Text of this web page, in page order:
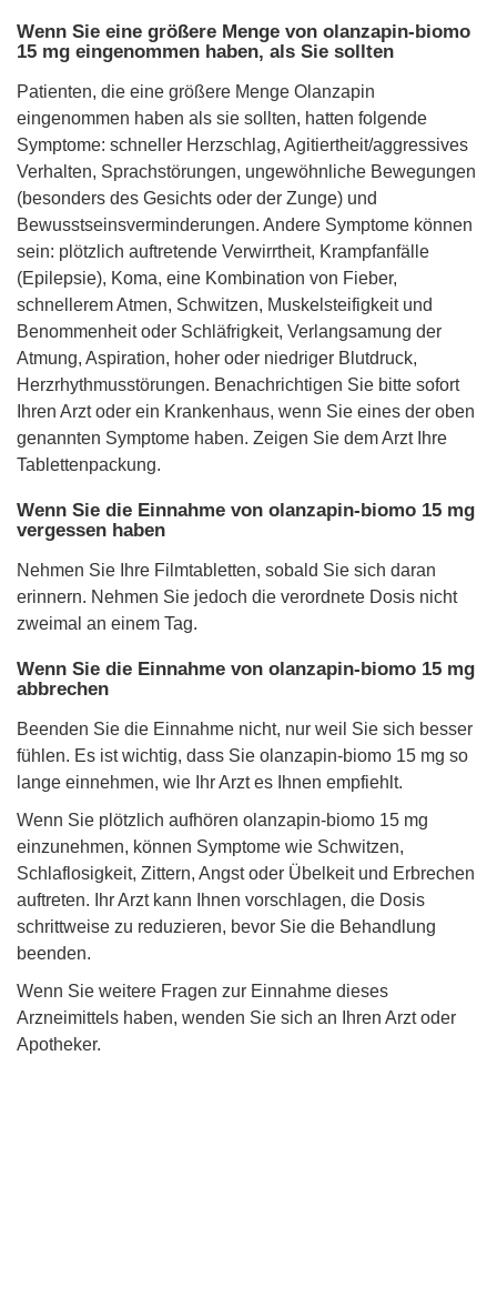
Wenn Sie eine größere Menge von olanzapin-biomo
15 mg eingenommen haben, als Sie sollten
Patienten, die eine größere Menge Olanzapin
eingenommen haben als sie sollten, hatten folgende
Symptome: schneller Herzschlag, Agitiertheit/aggressives
Verhalten, Sprachstörungen, ungewöhnliche Bewegungen
(besonders des Gesichts oder der Zunge) und
Bewusstseinsverminderungen. Andere Symptome können
sein: plötzlich auftretende Verwirrtheit, Krampfanfälle
(Epilepsie), Koma, eine Kombination von Fieber,
schnellerem Atmen, Schwitzen, Muskelsteifigkeit und
Benommenheit oder Schläfrigkeit, Verlangsamung der
Atmung, Aspiration, hoher oder niedriger Blutdruck,
Herzrhythmusstörungen. Benachrichtigen Sie bitte sofort
Ihren Arzt oder ein Krankenhaus, wenn Sie eines der oben
genannten Symptome haben. Zeigen Sie dem Arzt Ihre
Tablettenpackung.
Wenn Sie die Einnahme von olanzapin-biomo 15 mg
vergessen haben
Nehmen Sie Ihre Filmtabletten, sobald Sie sich daran
erinnern. Nehmen Sie jedoch die verordnete Dosis nicht
zweimal an einem Tag.
Wenn Sie die Einnahme von olanzapin-biomo 15 mg
abbrechen
Beenden Sie die Einnahme nicht, nur weil Sie sich besser
fühlen. Es ist wichtig, dass Sie olanzapin-biomo 15 mg so
lange einnehmen, wie Ihr Arzt es Ihnen empfiehlt.
Wenn Sie plötzlich aufhören olanzapin-biomo 15 mg
einzunehmen, können Symptome wie Schwitzen,
Schlaflosigkeit, Zittern, Angst oder Übelkeit und Erbrechen
auftreten. Ihr Arzt kann Ihnen vorschlagen, die Dosis
schrittweise zu reduzieren, bevor Sie die Behandlung
beenden.
Wenn Sie weitere Fragen zur Einnahme dieses
Arzneimittels haben, wenden Sie sich an Ihren Arzt oder
Apotheker.